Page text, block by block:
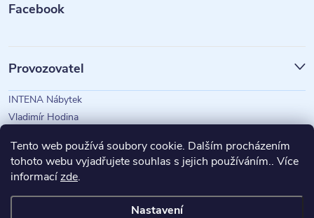
Tento web používá soubory cookie. Dalším procházením
tohoto webu vyjadřujete souhlas s jejich používáním.. Více
informacízde.
Nastavení
Facebook
Provozovatel
INTENA Nábytek
Vladimír Hodina